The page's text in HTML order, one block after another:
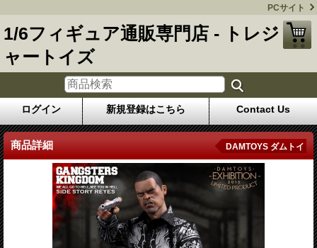
PCサイト
1/6フィギュア通販専門店 - トレジ
ャートイズ
ログイン 新規登録はこちら Contact Us
商品詳細 DAMTOYS ダムトイ